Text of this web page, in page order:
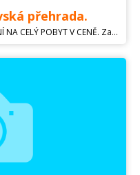
přehrada.
NOVĚ - K DISPOZICI PRAMICE K UŽÍVÁNÍ NA CELÝ POBYT V CENĚ. Zapůjčení karavanu umístěného v kempu Bítov přímo na břehu Vranovské přehrady. Upozorňuji, že karavan nebude umístěn na karavanové a stanové louce, nýbrž trochu bokem, v sousedství pouze pár mobilheimů, karavanů, či chatek. Lze si tedy i v kempu užít trochu soukromí. V karavanu jsou dvě sezení (velké a malé), obě sezení lze rozložit na dvojlůžko a mít tak dvě dvojlůžka. Menší z dvojlůžek navíc lze oddělit posuvnými dveřmi, vhodné například pro spící děti a zbytek karavanu lze nerušeně užívat. Karavan je pro 4 osoby, nouzově 5 osob (3děti). Dále ke karavanu náleží prostorný předstan, ve kterém se nachází kempingové sezení a pohovka (nejsou na foto). Vybavení karavanu: tříplotýnkový vařič, topení, lednice, chemické WC, tekoucí voda (ze zásobníku), zásuvky 230V, osvětlení 230V, televize. Karavan je kompletně vybaven a je nabízen včetně lůžkovin a ložního prádla. V kempu je možnost využití sociálního zařízení, restaurace, aquapark (červenec, srpen), a mnoho dalšího.. Karavan bude na místo umístěn na začátku sezony 2023, foto místa v inzerátu (první 3 fotky). Cena: Červen, září 6600Kč/týden Červenec, srpen 7900Kč/týden Pobyt sobota-sobota. V ceně 5 osob, vjezd a parkování přímo u karavanu (1auto), 4x ložní prádlo a lůžkoviny, chemie do WC. Na místě se platí již pouze rekreační poplatek (18Kč/noc/dospělá osoba). Dotazy a volné termíny pro rok 2023 emailem. Email: karavanuvody@